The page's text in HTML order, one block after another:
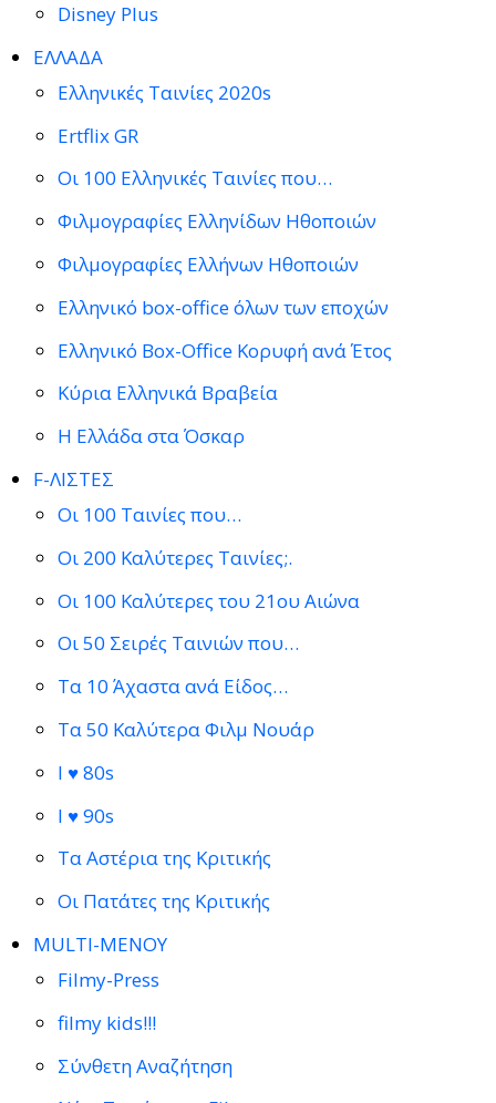
Disney Plus
ΕΛΛΑΔΑ
Ελληνικές Ταινίες 2020s
Ertflix GR
Οι 100 Ελληνικές Ταινίες που…
Φιλμογραφίες Ελληνίδων Ηθοποιών
Φιλμογραφίες Ελλήνων Ηθοποιών
Ελληνικό box-office όλων των εποχών
Ελληνικό Box-Office Κορυφή ανά Έτος
Κύρια Ελληνικά Βραβεία
Η Ελλάδα στα Όσκαρ
F-ΛΙΣΤΕΣ
Οι 100 Ταινίες που…
Οι 200 Καλύτερες Ταινίες;.
Οι 100 Καλύτερες του 21ου Αιώνα
Οι 50 Σειρές Ταινιών που…
Τα 10 Άχαστα ανά Είδος…
Τα 50 Καλύτερα Φιλμ Νουάρ
I ♥ 80s
I ♥ 90s
Τα Αστέρια της Κριτικής
Οι Πατάτες της Κριτικής
MULTI-ΜΕΝΟΥ
Filmy-Press
filmy kids!!!
Σύνθετη Αναζήτηση